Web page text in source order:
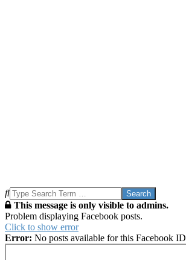
Search
This message is only visible to admins.
Problem displaying Facebook posts.
Click to show error
Error: No posts available for this Facebook ID